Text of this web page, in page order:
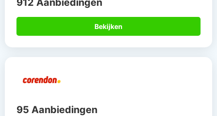
Bekijken
95 Aanbiedingen